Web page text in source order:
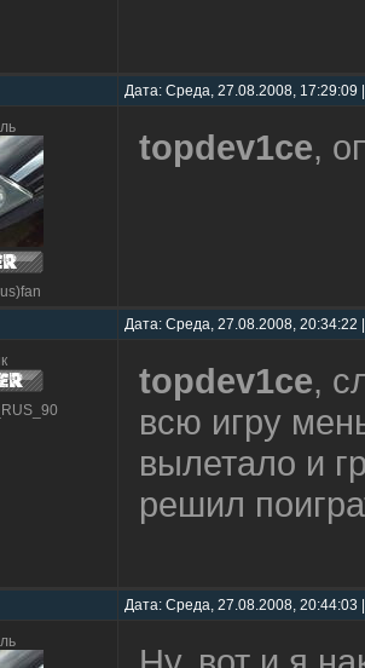
Дата: Среда, 27.08.2008,
topdev1ce,
Дата: Среда, 27.08.2008,
topdev1ce,
всю игру
вылетало и
решил
Дата: Среда, 27.08.2008,